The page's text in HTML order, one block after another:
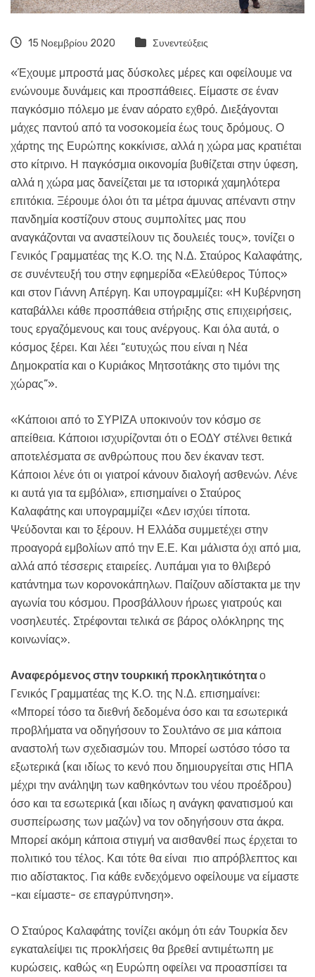
15 Νοεμβρίου 2020 Συνεντεύξεις
«Έχουμε μπροστά μας δύσκολες μέρες και οφείλουμε να
ενώνουμε δυνάμεις και προσπάθειες. Είμαστε σε έναν
παγκόσμιο πόλεμο με έναν αόρατο εχθρό. Διεξάγονται
μάχες παντού από τα νοσοκομεία έως τους δρόμους. Ο
χάρτης της Ευρώπης κοκκίνισε, αλλά η χώρα μας κρατιέται
στο κίτρινο. Η παγκόσμια οικονομία βυθίζεται στην ύφεση,
αλλά η χώρα μας δανείζεται με τα ιστορικά χαμηλότερα
επιτόκια. Ξέρουμε όλοι ότι τα μέτρα άμυνας απέναντι στην
πανδημία κοστίζουν στους συμπολίτες μας που
αναγκάζονται να αναστείλουν τις δουλειές τους», τονίζει ο
Γενικός Γραμματέας της Κ.Ο. της Ν.Δ. Σταύρος Καλαφάτης,
σε συνέντευξή του στην εφημερίδα «Ελεύθερος Τύπος»
και στον Γιάννη Απέργη. Και υπογραμμίζει: «Η Κυβέρνηση
καταβάλλει κάθε προσπάθεια στήριξης στις επιχειρήσεις,
τους εργαζόμενους και τους ανέργους. Και όλα αυτά, ο
κόσμος ξέρει. Και λέει “ευτυχώς που είναι η Νέα
Δημοκρατία και ο Κυριάκος Μητσοτάκης στο τιμόνι της
χώρας”».
«Κάποιοι από το ΣΥΡΙΖΑ υποκινούν τον κόσμο σε
απείθεια. Κάποιοι ισχυρίζονται ότι ο ΕΟΔΥ στέλνει θετικά
αποτελέσματα σε ανθρώπους που δεν έκαναν τεστ.
Κάποιοι λένε ότι οι γιατροί κάνουν διαλογή ασθενών. Λένε
κι αυτά για τα εμβόλια», επισημαίνει ο Σταύρος
Καλαφάτης και υπογραμμίζει «Δεν ισχύει τίποτα.
Ψεύδονται και το ξέρουν. Η Ελλάδα συμμετέχει στην
προαγορά εμβολίων από την Ε.Ε. Και μάλιστα όχι από μια,
αλλά από τέσσερις εταιρείες. Λυπάμαι για το θλιβερό
κατάντημα των κορονοκάπηλων. Παίζουν αδίστακτα με την
αγωνία του κόσμου. Προσβάλλουν ήρωες γιατρούς και
νοσηλευτές. Στρέφονται τελικά σε βάρος ολόκληρης της
κοινωνίας».
Αναφερόμενος στην τουρκική προκλητικότηταο
Γενικός Γραμματέας της Κ.Ο. της Ν.Δ. επισημαίνει:
«Μπορεί τόσο τα διεθνή δεδομένα όσο και τα εσωτερικά
προβλήματα να οδηγήσουν το Σουλτάνο σε μια κάποια
αναστολή των σχεδιασμών του. Μπορεί ωστόσο τόσο τα
εξωτερικά (και ιδίως το κενό που δημιουργείται στις ΗΠΑ
μέχρι την ανάληψη των καθηκόντων του νέου προέδρου)
όσο και τα εσωτερικά (και ιδίως η ανάγκη φανατισμού και
συσπείρωσης των μαζών) να τον οδηγήσουν στα άκρα.
Μπορεί ακόμη κάποια στιγμή να αισθανθεί πως έρχεται το
πολιτικό του τέλος. Και τότε θα είναι πιο απρόβλεπτος και
πιο αδίστακτος. Για κάθε ενδεχόμενο οφείλουμε να είμαστε
-και είμαστε- σε επαγρύπνηση».
Ο Σταύρος Καλαφάτης τονίζει ακόμη ότι εάν Τουρκία δεν
εγκαταλείψει τις προκλήσεις θα βρεθεί αντιμέτωπη με
κυρώσεις, καθώς «η Ευρώπη οφείλει να προασπίσει τα